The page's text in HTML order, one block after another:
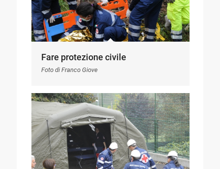
Fare protezione civile
Foto di Franco Giove